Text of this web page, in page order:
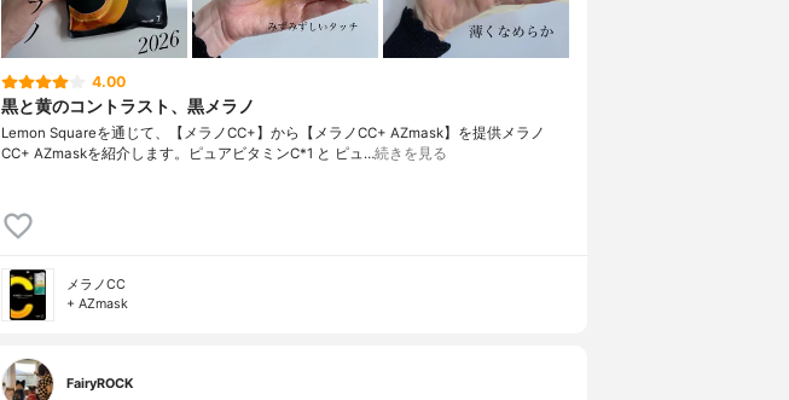
4.00
黒と黄のコントラスト、黒メラノ
Lemon Squareを通じて、【メラノCC+】から【メラノCC+ AZmask】を提供メラノ
CC+ AZmaskを紹介します。ピュアビタミンC*1 と ピュ…続きを見る
メラノCC
+ AZmask
FairyROCK